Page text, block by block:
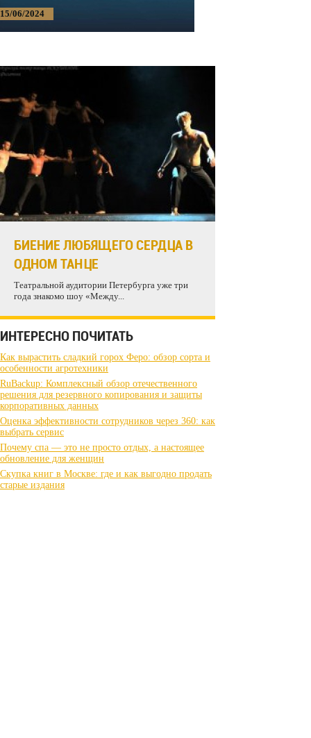
15/06/2024
БИЕНИЕ ЛЮБЯЩЕГО СЕРДЦА В
ОДНОМ ТАНЦЕ
Театральной аудитории Петербурга уже три
года знакомо шоу «Между...
ИНТЕРЕСНО ПОЧИТАТЬ
Как вырастить сладкий горох Феро: обзор сорта и
особенности агротехники
RuBackup: Комплексный обзор отечественного
решения для резервного копирования и защиты
корпоративных данных
Оценка эффективности сотрудников через 360: как
выбрать сервис
Почему спа — это не просто отдых, а настоящее
обновление для женщин
Скупка книг в Москве: где и как выгодно продать
старые издания